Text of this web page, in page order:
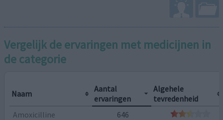
Vergelijk de ervaringen met medicijnen in
de categorie
Naam
Aantal
ervaringen
Algehele
tevredenheid
Amoxicilline
646